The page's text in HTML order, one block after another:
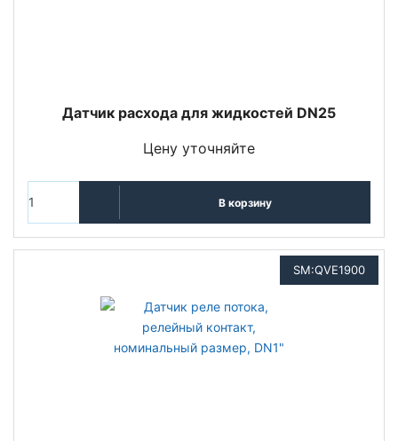
Датчик расхода для жидкостей DN25
Цену уточняйте
В корзину
SM:QVE1900